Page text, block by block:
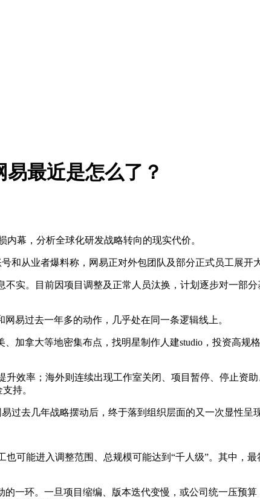
最近是怎么了？
幕，分析全球化研发战略转向的现实代价。
从业者爆料称，网易正对外包团队及部分正式员工展开
实。目前因项目调整及正常人员汰换，计划逐步对一部
易过去一年多的动作，几乎处在同一条逻辑线上。
加拿大等地密集布点，找明星制作人建studio，投资高规
效率；海外则连续出现工作室关闭、项目暂停、停止资
持。
过去几年战略摆动后，终于落到组织层面的又一次显性呈现
能进入调整范围、总规模可能达到“千人级”。其中，
一环。一旦项目缩编、版本迭代变慢，或公司统一压预